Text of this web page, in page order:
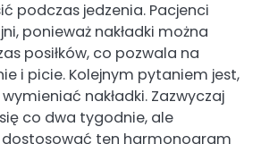
podczas jedzenia. Pacjenci
ponieważ nakładki można
posiłków, co pozwala na
i picie. Kolejnym pytaniem jest,
nakładki. Zazwyczaj
co dwa tygodnie, ale
ten harmonogram